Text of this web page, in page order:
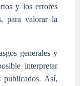
y los errores
para valorar la
generales y
interpretar
Así,